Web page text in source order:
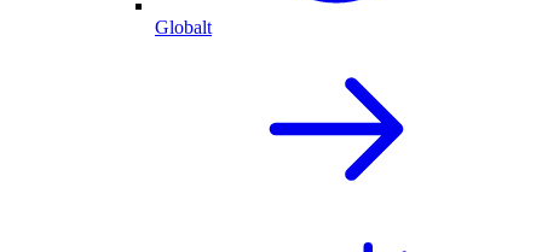
Globalt